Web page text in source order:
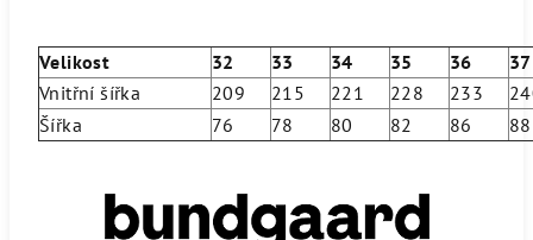
Velikost 32 33 34 35 36
37
Vnitřní šířka
209 215 221 228 233
Šířka
76 78 80 82 86 88